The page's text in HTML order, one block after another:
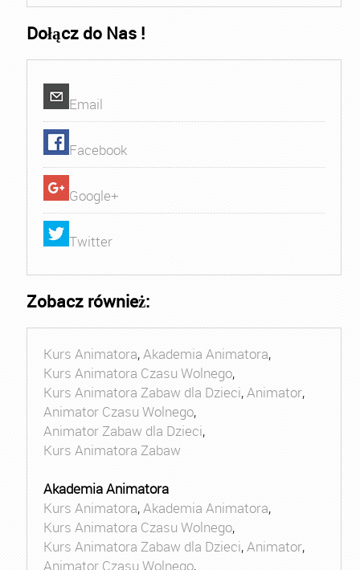
Dołącz do Nas !
Email
Facebook
Google+
Twitter
Zobacz również:
Kurs Animatora,Akademia Animatora,
Kurs Animatora Czasu Wolnego,
Kurs Animatora Zabaw dla Dzieci,Animator,
Animator Czasu Wolnego,
Animator Zabaw dla Dzieci,
Kurs Animatora Zabaw
Akademia Animatora
Kurs Animatora,Akademia Animatora,
Kurs Animatora Czasu Wolnego,
Kurs Animatora Zabaw dla Dzieci,Animator,
Animator Czasu Wolnego,